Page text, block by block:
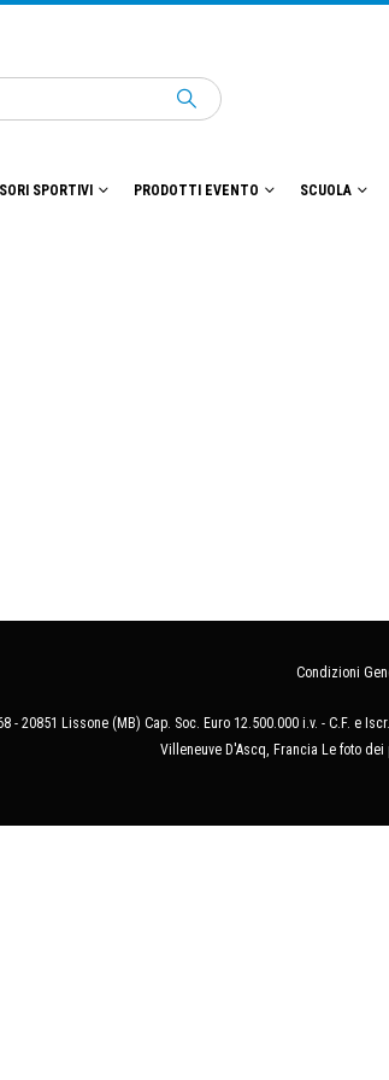
SPORTIVI PRODOTTI EVENTO SCUOLA
Condizioni
- 20851 Lissone (MB) Cap. Soc. Euro 12.500.000 i.v. - C.F. e
Villeneuve D'Ascq, Francia Le foto